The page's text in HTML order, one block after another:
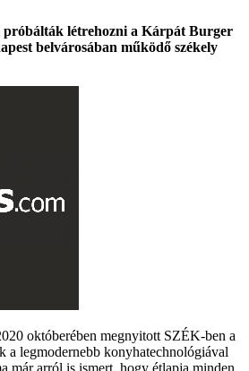
létrehozni a Kárpát Burger
belvárosában működő székely
októberében megnyitott SZÉK-ben a
a legmodernebb konyhatechnológiával
már arról is ismert, hogy étlapja minden